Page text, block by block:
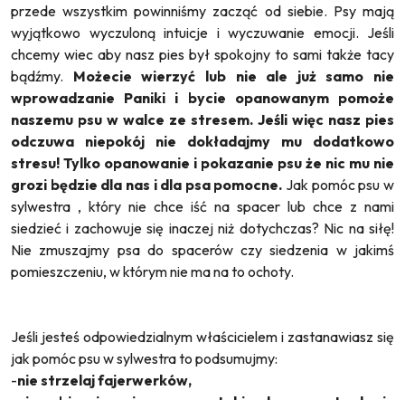
przede wszystkim powinniśmy zacząć od siebie. Psy mają
wyjątkowo wyczuloną intuicje i wyczuwanie emocji. Jeśli
chcemy wiec aby nasz pies był spokojny to sami także tacy
bądźmy. Możecie wierzyć lub nie ale już samo nie
wprowadzanie Paniki i bycie opanowanym pomoże
naszemu psu w walce ze stresem. Jeśli więc nasz pies
odczuwa niepokój nie dokładajmy mu dodatkowo
stresu! Tylko opanowanie i pokazanie psu że nic mu nie
grozi będzie dla nas i dla psa pomocne. Jak pomóc psu w
sylwestra , który nie chce iść na spacer lub chce z nami
siedzieć i zachowuje się inaczej niż dotychczas? Nic na siłę!
Nie zmuszajmy psa do spacerów czy siedzenia w jakimś
pomieszczeniu, w którym nie ma na to ochoty.
Jeśli jesteś odpowiedzialnym właścicielem i zastanawiasz się
jak pomóc psu w sylwestra to podsumujmy:
-nie strzelaj fajerwerków,